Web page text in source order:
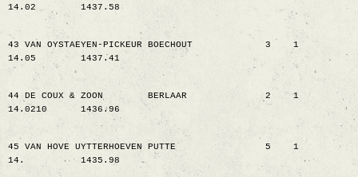
14.02
1437.58
43 VAN OYSTAEYEN-PICKEUR BOECHOUT 3
1
14.05
1437.41
44 DE COUX & ZOON BERLAAR 2
1
14.0210
1436.96
45 VAN HOVE UYTTERHOEVEN PUTTE 5
1
14.
1435.98